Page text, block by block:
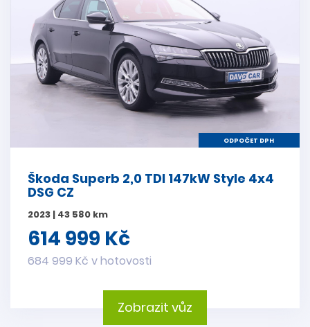
ODPOČET DPH
Škoda Superb 2,0 TDI 147kW Style 4x4
DSG CZ
2023 | 43 580 km
614 999 Kč
684 999 Kč v hotovosti
Zobrazit vůz